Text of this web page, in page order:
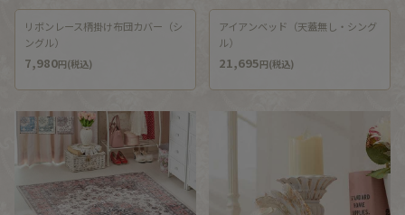
リボンレース柄掛け布団カバー（シ
ングル）
7,980円(税込)
アイアンベッド（天蓋無し・シング
ル）
21,695円(税込)